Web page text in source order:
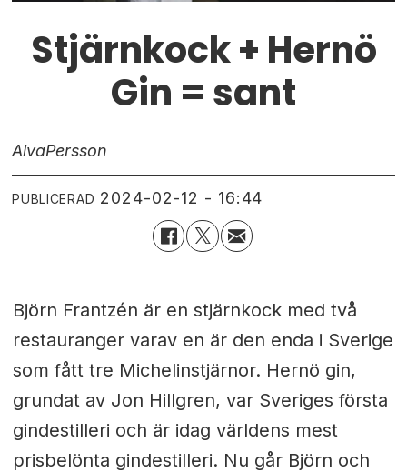
Stjärnkock + Hernö
Gin = sant
AlvaPersson
PUBLICERAD 2024-02-12 - 16:44
Björn Frantzén är en stjärnkock med två
restauranger varav en är den enda i Sverige
som fått tre Michelinstjärnor. Hernö gin,
grundat av Jon Hillgren, var Sveriges första
gindestilleri och är idag världens mest
prisbelönta gindestilleri. Nu går Björn och